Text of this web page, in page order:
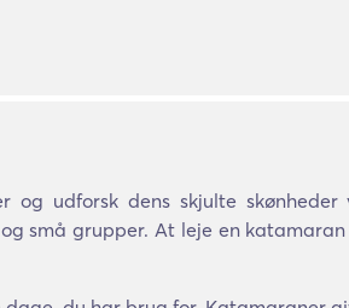
og udforsk dens skjulte
små grupper. At leje en